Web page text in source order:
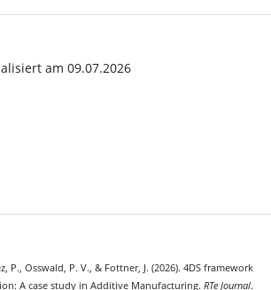
am 09.07.2026
P., Osswald, P. V., & Fottner, J. (2026). 4DS framework
A case study in Additive Manufacturing. RTe Journal.